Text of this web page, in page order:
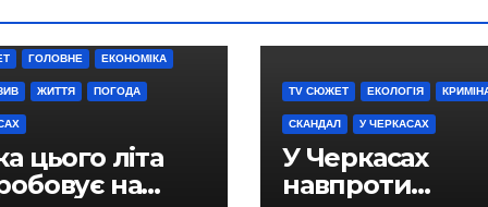
ГОЛОВНЕ ЕКОНОМІКА
ЖИТТЯ ПОГОДА
цього літа
на
TV СЮЖЕТ ЕКОЛОГІЯ
СКАНДАЛ У ЧЕРКАСАХ
У Черкасах
навпроти